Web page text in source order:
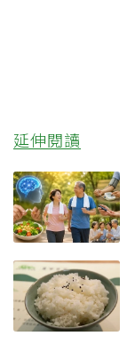
延伸閱讀